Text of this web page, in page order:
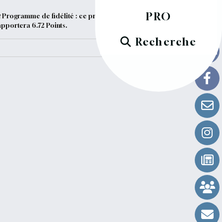
PRO
Recherche
Programme de fidélité : ce produit vous
6.72 Points.